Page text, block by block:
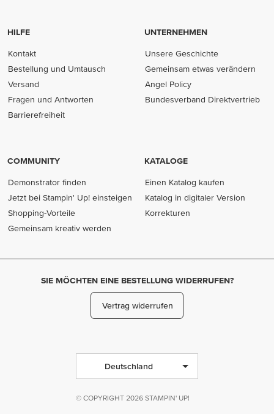
HILFE
Kontakt
Bestellung und Umtausch
Versand
Fragen und Antworten
Barrierefreiheit
UNTERNEHMEN
Unsere Geschichte
Gemeinsam etwas verändern
Angel Policy
Bundesverband Direktvertrieb
COMMUNITY
Demonstrator finden
Jetzt bei Stampin' Up! einsteigen
Shopping-Vorteile
Gemeinsam kreativ werden
KATALOGE
Einen Katalog kaufen
Katalog in digitaler Version
Korrekturen
SIE MÖCHTEN EINE BESTELLUNG WIDERRUFEN?
Vertrag widerrufen
Deutschland
© COPYRIGHT 2026 STAMPIN' UP!